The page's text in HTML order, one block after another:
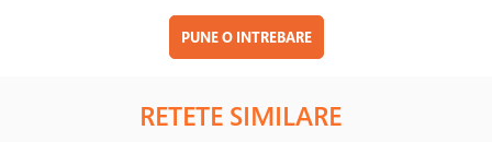
PUNE O INTREBARE
RETETE SIMILARE